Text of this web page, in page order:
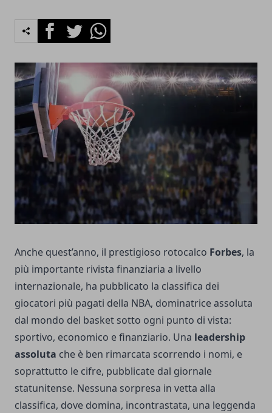
FacebookTwitterWhatsapp
Anche quest’anno, il prestigioso rotocalco Forbes, la
più importante rivista finanziaria a livello
internazionale, ha pubblicato la classifica dei
giocatori più pagati della NBA, dominatrice assoluta
dal mondo del basket sotto ogni punto di vista:
sportivo, economico e finanziario. Una leadership
assoluta che è ben rimarcata scorrendo i nomi, e
soprattutto le cifre, pubblicate dal giornale
statunitense. Nessuna sorpresa in vetta alla
classifica, dove domina, incontrastata, una leggenda